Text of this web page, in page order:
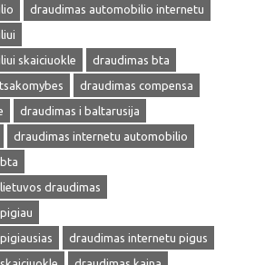
draudimas automobilio internetu
skaiciuokle
draudimas bta
draudimas compensa
draudimas i baltarusija
draudimas internetu automobilio
draudimas
draudimas internetu pigus